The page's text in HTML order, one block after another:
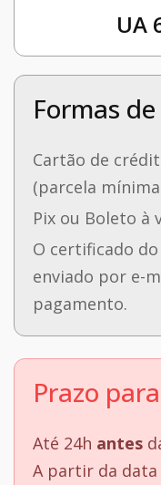
UA
Formas
Cartão de
(parcela mínima
Pix ou Boleto à
O certificado
enviado por e-
pagamento.
Prazo
Até 24h antes
A partir da